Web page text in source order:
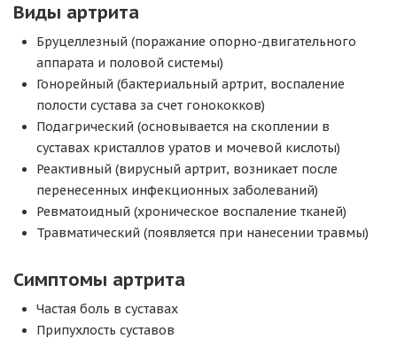
Виды артрита
Бруцеллезный (поражание опорно-двигательного
аппарата и половой системы)
Гонорейный (бактериальный артрит, воспаление
полости сустава за счет гонококков)
Подагрический (основывается на скоплении в
суставах кристаллов уратов и мочевой кислоты)
Реактивный (вирусный артрит, возникает после
перенесенных инфекционных заболеваний)
Ревматоидный (хроническое воспаление тканей)
Травматический (появляется при нанесении травмы)
Симптомы артрита
Частая боль в суставах
Припухлость суставов